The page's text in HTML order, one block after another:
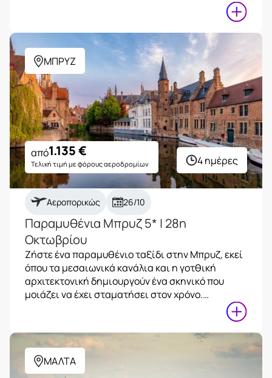
ΜΠΡΥΖ
4 ημέρες
από1.135€
Τελική τιμή με φόρους αεροδρομίων
Αεροπορικώς 26/10
Παραμυθένια Μπρυζ 5* | 28η
Οκτωβρίου
Ζήστε ένα παραμυθένιο ταξίδι στην Μπρυζ, εκεί
όπου τα μεσαιωνικά κανάλια και η γοτθική
αρχιτεκτονική δημιουργούν ένα σκηνικό που
μοιάζει να έχει σταματήσει στον χρόνο.…
ΜΑΛΤΑ